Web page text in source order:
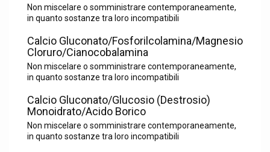
Non miscelare o somministrare contemporaneamente,
in quanto sostanze tra loro incompatibili
Calcio Gluconato/Fosforilcolamina/Magnesio
Cloruro/Cianocobalamina
Non miscelare o somministrare contemporaneamente,
in quanto sostanze tra loro incompatibili
Calcio Gluconato/Glucosio (Destrosio)
Monoidrato/Acido Borico
Non miscelare o somministrare contemporaneamente,
in quanto sostanze tra loro incompatibili